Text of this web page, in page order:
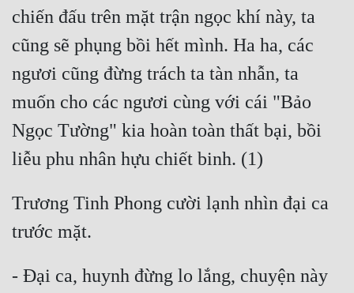
chiến đấu trên mặt trận ngọc khí này, ta
cũng sẽ phụng bồi hết mình. Ha ha, các
ngươi cũng đừng trách ta tàn nhẫn, ta
muốn cho các ngươi cùng với cái "Bảo
Ngọc Tường" kia hoàn toàn thất bại, bồi
Trương Tinh Phong cười lạnh nhìn đại ca
- Đại ca, huynh đừng lo lắng, chuyện này